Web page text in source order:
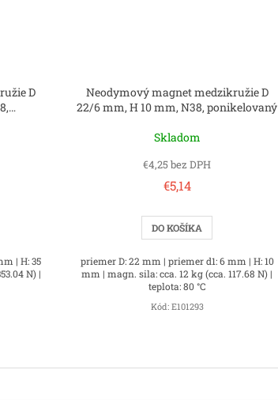
D
| H: 35
N) |
Neodymový magnet medzikružie D
22/6 mm, H 10 mm, N38, ponikelovaný
Skladom
€4,25 bez DPH
€5,14
DO KOŠÍKA
priemer D: 22 mm | priemer d1: 6 mm | H: 10
mm | magn. sila: cca. 12 kg (cca. 117.68 N) |
teplota: 80 °C
Kód: E101293